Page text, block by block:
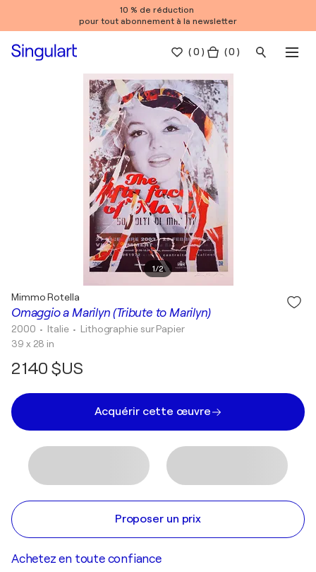
10 % de réduction
pour tout abonnement à la newsletter
(0 ) ( 0 )
1/2
Omaggio a Marilyn (Tribute to Marilyn)
Mimmo Rotella
2000 • Italie • Lithographie sur Papier
39 x 28 in
2 140 $US
Acquérir cette œuvre
Proposer un prix
Achetez en toute confiance